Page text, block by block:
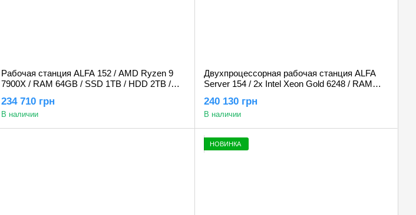
Рабочая станция ALFA 152 / AMD Ryzen 9
7900X / RAM 64GB / SSD 1TB / HDD 2TB /
234 710 грн
В наличии
Двухпроцессорная рабочая станция ALFA
Server 154 / 2х Intel Xeon Gold 6248 / RAM
240 130 грн
В наличии
НОВИНКА